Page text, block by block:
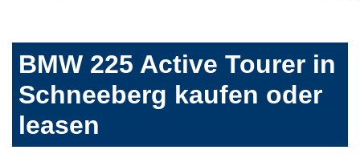
BMW 225 Active Tourer in
Schneeberg kaufen oder
leasen